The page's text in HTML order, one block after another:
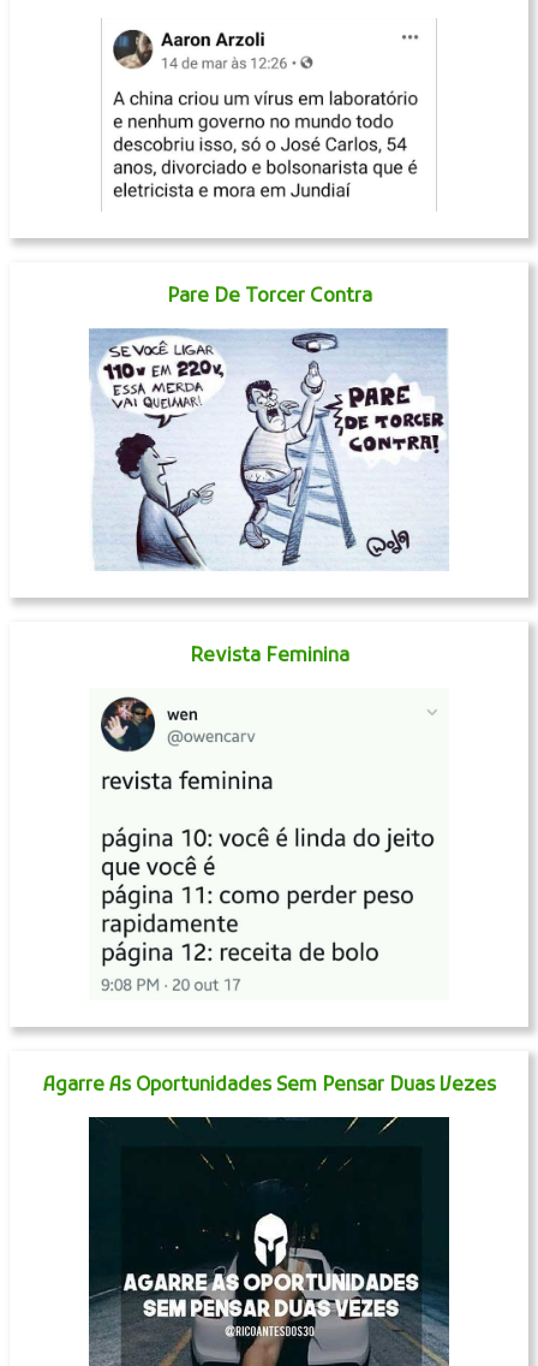
Pare De Torcer Contra
Revista Feminina
Agarre As Oportunidades Sem Pensar Duas Vezes